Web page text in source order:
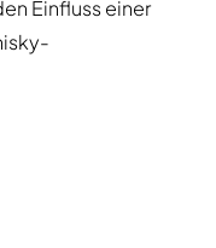
Einfluss einer